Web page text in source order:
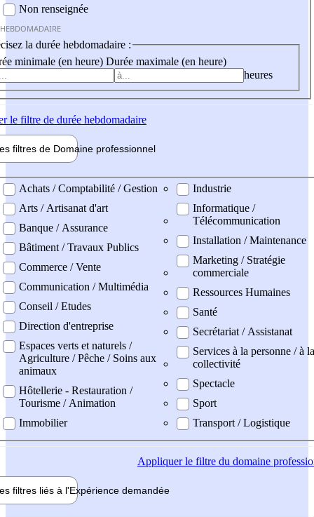
Non renseignée
la durée hebdomadaire :
minimale (en heure) Durée maximale (en heure)
heures
le filtre de durée hebdomadaire
filtres de Domaine professionnel
professionel
Achats / Comptabilité / Gestion
Arts / Artisanat d'art
Banque / Assurance
Bâtiment / Travaux Publics
Commerce / Vente
Communication / Multimédia
Conseil / Etudes
Direction d'entreprise
Espaces verts et naturels /
Agriculture / Pêche / Soins aux
animaux
Hôtellerie - Restauration /
Tourisme / Animation
Immobilier
Industrie
Informatique /
Télécommunication
Installation / Maintenance
Marketing / Stratégie
commerciale
Ressources Humaines
Santé
Secrétariat / Assistanat
Services à la personne / à la
collectivité
Spectacle
Sport
Transport / Logistique
Appliquerle filtre du domaine
filtres liés à l'Expérience demandée